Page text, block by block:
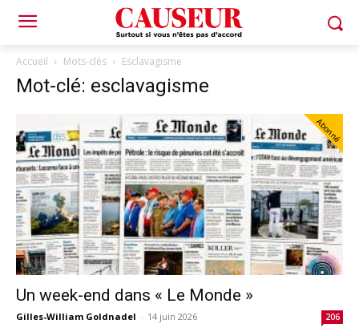
Accueil Mots-clés Esclavagisme
Mot-clé: esclavagisme
Abonné
Un week-end dans « Le Monde »
Gilles-William Goldnadel - 14 juin 2026 206